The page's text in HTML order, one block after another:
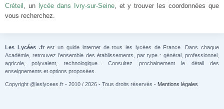
Créteil , un lycée dans Ivry-sur-Seine, et y trouver les coordonnées que
vous recherchez.
Les Lycées .frest un guide internet de tous les lycées de France. Dans chaque
Académie, retrouvez l'ensemble des établissements, par type : général, professionnel,
agricole, polyvalent, technologique... Consultez prochainement le détail des
enseignements et options proposées.
Copyright @leslycees.fr - 2010 / 2026 - Tous droits réservés - Mentions légales